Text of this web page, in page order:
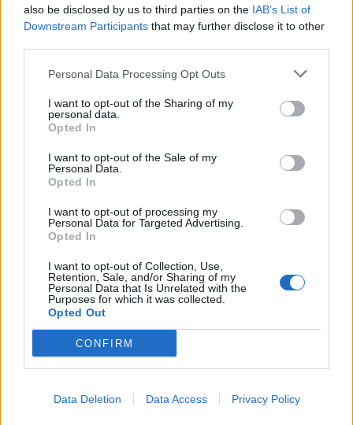
also be disclosed by us to third parties on the IAB’s List of
Downstream Participants that may further disclose it to other
Personal Data Processing Opt Outs
I want to opt-out of the Sharing of my
personal data.
Opted In
I want to opt-out of the Sale of my
Personal Data.
Opted In
I want to opt-out of processing my
Personal Data for Targeted Advertising.
Opted In
I want to opt-out of Collection, Use,
Retention, Sale, and/or Sharing of my
Personal Data that Is Unrelated with the
Purposes for which it was collected.
Opted Out
CONFIRM
Data Deletion Data Access Privacy Policy
Staran luetuimmat
1
UUTISET